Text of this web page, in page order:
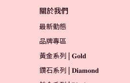
關於我們
最新動態
品牌專區
黃金系列 | 𝐆𝐨𝐥𝐝
鑽石系列 | 𝐃𝐢𝐚𝐦𝐨𝐧𝐝